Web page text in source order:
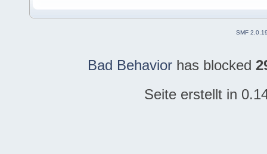
SMF
Bad Behaviorhas blocked
Seite erstellt in